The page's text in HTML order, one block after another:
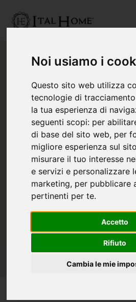
Noi usiamo i
Questo sito web utilizza
tecnologie di
la tua esperienza di
seguenti scopi: per
di base del sito web, per
migliore esperienza sul
misurare il tuo interesse
e servizi e personalizzare
marketing, per pubblicare
pertinenti per te.
Accetto
Rifiuto
Cambia le mie